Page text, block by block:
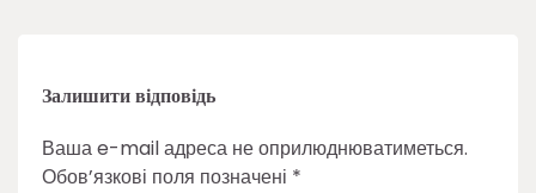
Залишити відповідь
Ваша e-mail адреса не оприлюднюватиметься.
Обов’язкові поля позначені *